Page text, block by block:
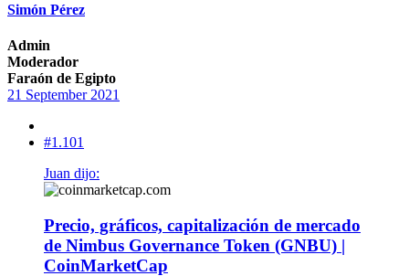
Simón Pérez
Admin
Moderador
Faraón de Egipto
21 September 2021
#1.101
Juan dijo:
Precio, gráficos, capitalización de mercado
de Nimbus Governance Token (GNBU) |
CoinMarketCap